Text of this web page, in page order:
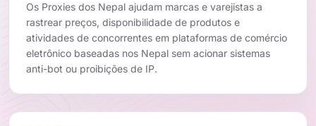
Os Proxies dos Nepal ajudam marcas e varejistas a
rastrear preços, disponibilidade de produtos e
atividades de concorrentes em plataformas de comércio
eletrônico baseadas nos Nepal sem acionar sistemas
anti-bot ou proibições de IP.